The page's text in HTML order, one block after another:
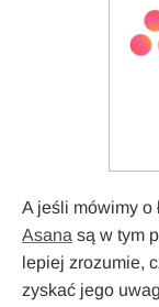
A jeśli mówimy o
Asana są w tym
lepiej zrozumie,
zyskać jego